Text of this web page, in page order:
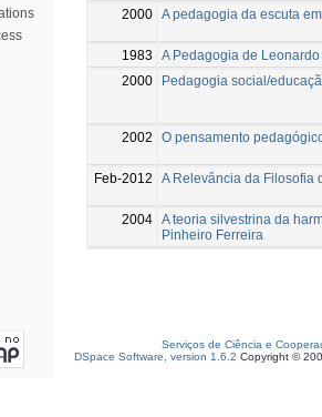
2000 A pedagogia da escuta
1983
A Pedagogia de
2000
Pedagogia social/
2002 O pensamento
Feb-2012 A Relevância da Filosofia
2004 A teoria silvestrina da
Pinheiro Ferreira
Serviços de Ciência e
DSpace Software, version 1.6.2 Copyright ©